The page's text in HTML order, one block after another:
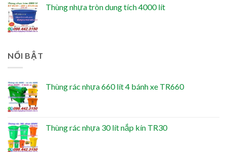
Thùng nhựa tròn dung tích 4000 lít
NỔI BẬT
Thùng rác nhựa 660 lít 4 bánh xe TR660
Thùng rác nhựa 30 lít nắp kín TR30